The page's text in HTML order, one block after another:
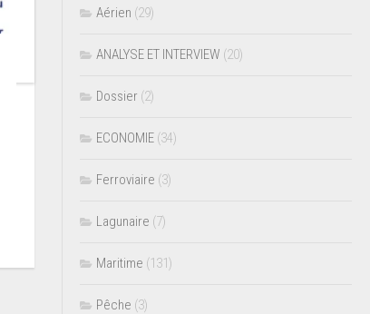
Aérien (29)
ANALYSE ET INTERVIEW (20)
Dossier (2)
ECONOMIE (34)
Ferroviaire (3)
Lagunaire (7)
Maritime (131)
Pêche (3)